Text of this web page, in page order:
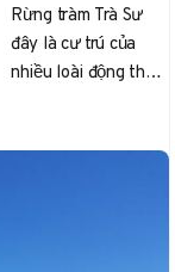
Rừng tràm Trà Sư
đây là cư trú của
nhiều loài động thực